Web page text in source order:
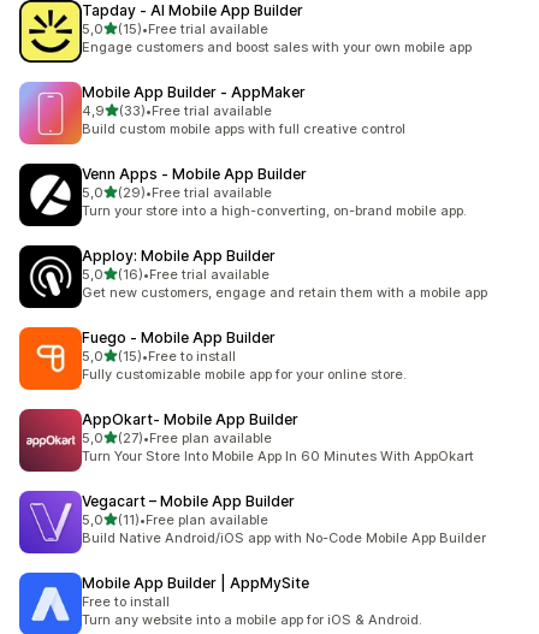
Tapday ‑ AI Mobile App Builder
5,05 yıldız üzerinden
(15)
toplam 15 değerlendirme
•Free trial available
Engage customers and boost sales with your own mobile app
Mobile App Builder ‑ AppMaker
4,95 yıldız üzerinden
(33)
toplam 33 değerlendirme
•Free trial available
Build custom mobile apps with full creative control
Venn Apps ‑ Mobile App Builder
5,05 yıldız üzerinden
(29)
toplam 29 değerlendirme
•Free trial available
Turn your store into a high-converting, on-brand mobile app.
Apploy: Mobile App Builder
5,05 yıldız üzerinden
(16)
toplam 16 değerlendirme
•Free trial available
Get new customers, engage and retain them with a mobile app
Fuego ‑ Mobile App Builder
5,05 yıldız üzerinden
(15)
toplam 15 değerlendirme
•Free to install
Fully customizable mobile app for your online store.
AppOkart‑ Mobile App Builder
5,05 yıldız üzerinden
(27)
toplam 27 değerlendirme
•Free plan available
Turn Your Store Into Mobile App In 60 Minutes With AppOkart
Vegacart – Mobile App Builder
5,05 yıldız üzerinden
(11)
toplam 11 değerlendirme
•Free plan available
Build Native Android/iOS app with No-Code Mobile App Builder
Mobile App Builder | AppMySite
Free to install
Turn any website into a mobile app for iOS & Android.